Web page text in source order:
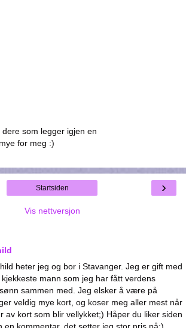
som legger igjen en
for meg :)
›
Startsiden
Vis nettversjon
heter jeg og bor i Stavanger. Jeg er gift med
mann som jeg har fått verdens
sammen med. Jeg elsker å være på
veldig mye kort, og koser meg aller mest når
av kort som blir vellykket;) Håper du liker siden